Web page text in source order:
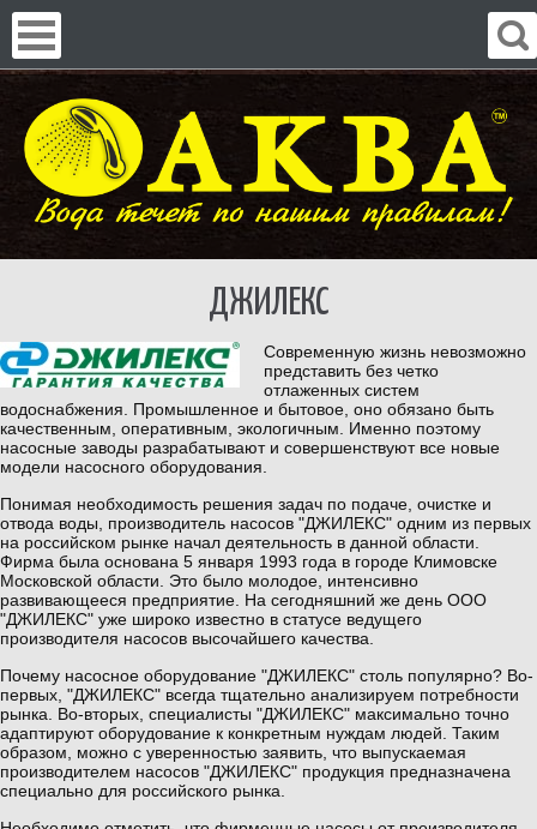
ДЖИЛЕКС
Современную жизнь невозможно
представить без четко
отлаженных систем
водоснабжения. Промышленное и бытовое, оно обязано быть
качественным, оперативным, экологичным. Именно поэтому
насосные заводы разрабатывают и совершенствуют все новые
модели насосного оборудования.
Понимая необходимость решения задач по подаче, очистке и
отвода воды, производитель насосов "ДЖИЛЕКС" одним из первых
на российском рынке начал деятельность в данной области.
Фирма была основана 5 января 1993 года в городе Климовске
Московской области. Это было молодое, интенсивно
развивающееся предприятие. На сегодняшний же день ООО
"ДЖИЛЕКС" уже широко известно в статусе ведущего
производителя насосов высочайшего качества.
Почему насосное оборудование "ДЖИЛЕКС" столь популярно? Во-
первых, "ДЖИЛЕКС" всегда тщательно анализируем потребности
рынка. Во-вторых, специалисты "ДЖИЛЕКС" максимально точно
адаптируют оборудование к конкретным нуждам людей. Таким
образом, можно с уверенностью заявить, что выпускаемая
производителем насосов "ДЖИЛЕКС" продукция предназначена
специально для российского рынка.